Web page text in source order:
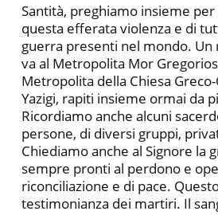
Santità, preghiamo insieme
questa efferata violenza e di
guerra presenti nel mondo.
va al Metropolita Mor
Metropolita della Chiesa
Yazigi, rapiti insieme ormai da
Ricordiamo anche alcuni
persone, di diversi gruppi,
Chiediamo anche al Signore la
sempre pronti al perdono e
riconciliazione e di pace.
testimonianza dei martiri. Il